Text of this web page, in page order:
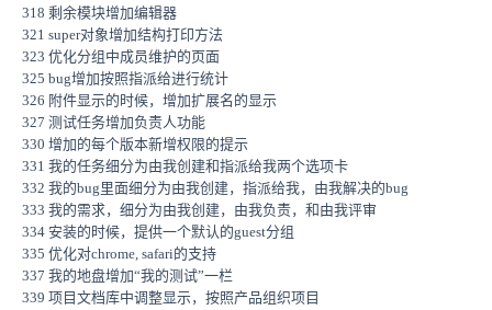
318 剩余模块增加编辑器
321 super对象增加结构打印方法
323 优化分组中成员维护的页面
325 bug增加按照指派给进行统计
326 附件显示的时候，增加扩展名的显示
327 测试任务增加负责人功能
330 增加的每个版本新增权限的提示
331 我的任务细分为由我创建和指派给我两个选项卡
332 我的bug里面细分为由我创建，指派给我，由我解决的bug
333 我的需求，细分为由我创建，由我负责，和由我评审
334 安装的时候，提供一个默认的guest分组
335 优化对chrome, safari的支持
337 我的地盘增加“我的测试”一栏
339 项目文档库中调整显示，按照产品组织项目